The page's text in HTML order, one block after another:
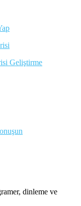
Geliştirme
dinleme ve